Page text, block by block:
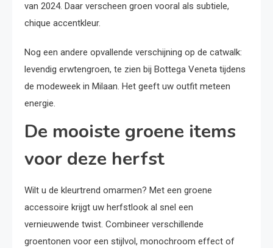
van 2024. Daar verscheen groen vooral als subtiele,
chique accentkleur.
Nog een andere opvallende verschijning op de catwalk:
levendig erwtengroen, te zien bij Bottega Veneta tijdens
de modeweek in Milaan. Het geeft uw outfit meteen
energie.
De mooiste groene items
voor deze herfst
Wilt u de kleurtrend omarmen? Met een groene
accessoire krijgt uw herfstlook al snel een
vernieuwende twist. Combineer verschillende
groentonen voor een stijlvol, monochroom effect of